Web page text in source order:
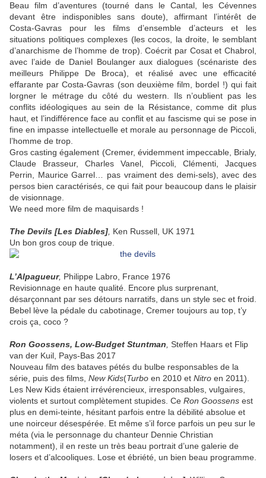
Beau film d’aventures (tourné dans le Cantal, les Cévennes
devant être indisponibles sans doute), affirmant l’intérêt de
Costa-Gavras pour les films d’ensemble d’acteurs et les
situations politiques complexes (les cocos, la droite, le semblant
d’anarchisme de l’homme de trop). Coécrit par Cosat et Chabrol,
avec l’aide de Daniel Boulanger aux dialogues (scénariste des
meilleurs Philippe De Broca), et réalisé avec une efficacité
effarante par Costa-Gavras (son deuxième film, bordel !) qui fait
lorgner le métrage du côté du western. Ils n’oublient pas les
conflits idéologiques au sein de la Résistance, comme dit plus
haut, et l’indifférence face au conflit et au fascisme qui se pose in
fine en impasse intellectuelle et morale au personnage de Piccoli,
l’homme de trop.
Gros casting également (Cremer, évidemment impeccable, Brialy,
Claude Brasseur, Charles Vanel, Piccoli, Clémenti, Jacques
Perrin, Maurice Garrel… pas vraiment des demi-sels), avec des
persos bien caractérisés, ce qui fait pour beaucoup dans le plaisir
de visionnage.
We need more film de maquisards !
The Devils [Les Diables] Ken Russell, UK 1971
Un bon gros coup de trique.
L’Alpagueur, Philippe Labro, France 1976
Revisionnage en haute qualité. Encore plus surprenant,
désarçonnant par ses détours narratifs, dans un style sec et froid.
Bebel lève la pédale du cabotinage, Cremer toujours au top, t’y
crois ça, coco ?
Ron Goossens, Low-Budget Stuntman Steffen Haars et Flip
van der Kuil, Pays-Bas 2017
Nouveau film des bataves pétés du bulbe responsables de la
série, puis des films, New Kids(Turbo en 2010 et Nitro en 2011).
Les New Kids étaient irrévérencieux, irresponsables, vulgaires,
violents et surtout complètement stupides. Ce Ron Goossens est
plus en demi-teinte, hésitant parfois entre la débilité absolue et
une noirceur désespérée. Et même s’il force parfois un peu sur le
méta (via le personnage du chanteur Dennie Christian
notamment), il en reste un très beau portrait d’une galerie de
losers et d’alcooliques. Lose et ébriété, un bien beau programme.